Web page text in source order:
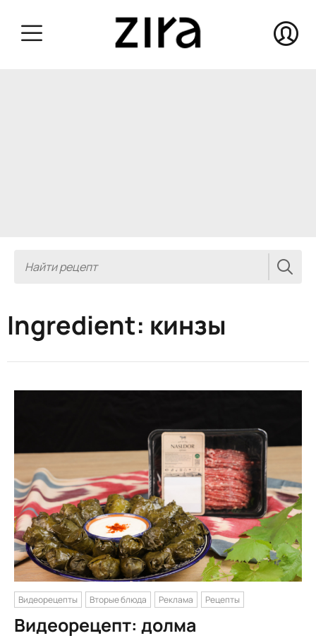
Ingredient: кинзы
Видеорецепты Вторые блюда Реклама Рецепты
Видеорецепт: долма